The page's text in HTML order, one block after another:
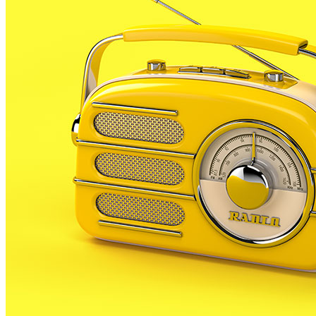
Tram final del campionat per les noies del sènior de
bàsquet que busquen una plaça per jugar el play-off
d’ascens després d’una campanya implacable.
Aquesta setmana la derrota contra el Sol Gironès ha
complicat les aspiracions de les palafollenques de
pujar de categoria. El sènior femení ha perdut de 29 a
la pista de les gironines, 73 a 44, cosa que situa a les
locals en la 4a posició de la taula, amb 20 victòries, a 2
de les líders de la taula.
El club apunta a les baixes i les lesions com a causa
dels últims resultats, ja que de les 4 derrotes del
campionat, 3 han estat en els últims partits.